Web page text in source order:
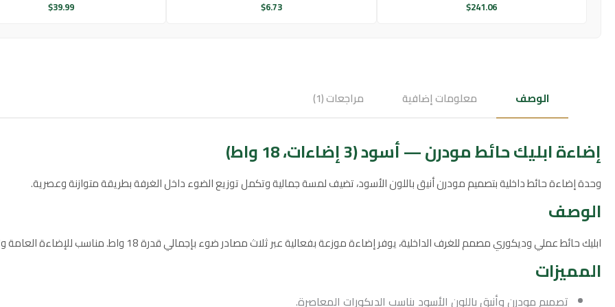
$241.06
$6.73
$39.99
الوصف معلومات إضافية مراجعات (1)
إضاءة ابليك حائط مودرن — أسود (3 إضاءات، 18 واط)
وحدة إضاءة حائط داخلية بتصميم مودرن أنيق باللون الأسود، تضيف لمسة جمالية وتكمل توزيع الضوء داخل الغرفة بطريقة متوازنة وعصرية.
الوصف
ابليك حائط عملي وديكوري مصمم للغرف الداخلية، يوفر إضاءة موزعة بفعالية عبر ثلاث مصادر ضوء بإجمالي قدرة 18 واط. مناسب للإضاءة العامة وتحديد المساحات أو إبراز تفاصيل الديكور.
المميزات
تصميم مودرن وأنيق باللون الأسود يناسب الديكورات المعاصرة.